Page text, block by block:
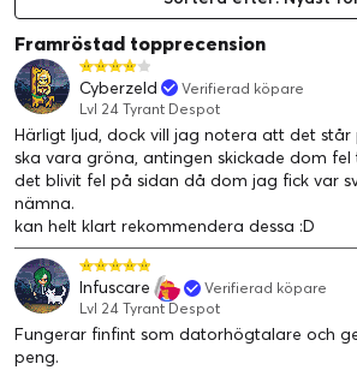
Framröstad topprecension
Cyberzeld
Verifierad köpare
Lvl 24 Tyrant Despot
Härligt ljud, dock vill jag notera att det
ska vara gröna, antingen skickade dom fel
det blivit fel på sidan då dom jag fick var
nämna.
kan helt klart rekommendera dessa :D
Infuscare
Verifierad köpare
Lvl 24 Tyrant Despot
Fungerar finfint som datorhögtalare och
peng.